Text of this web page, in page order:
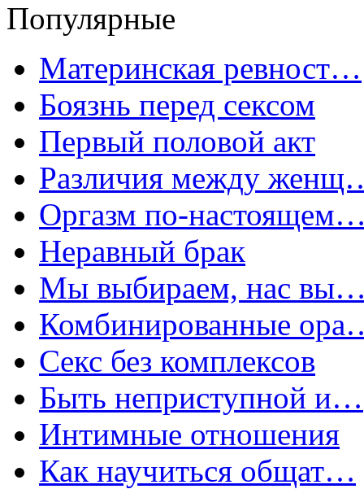
Популярные
Материнская ревност…
Боязнь перед сексом
Первый половой акт
Различия между
Оргазм по-
Неравный брак
Мы выбираем, нас
Комбинированные
Секс без комплексов
Быть неприступной и…
Интимные отношения
Как научиться общат…